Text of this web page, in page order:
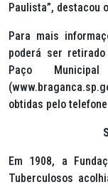
Paulista”, destacou
Para mais
poderá ser
Paço
obtidas pelo
Em 1908, a
Tuberculosos